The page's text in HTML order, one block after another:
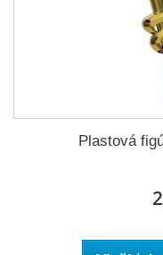
Plastová